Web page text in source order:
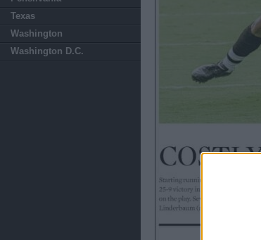
Texas
Washington
Washington D.C.